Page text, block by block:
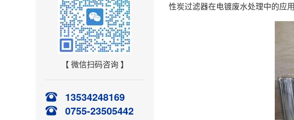
【 微信扫码咨询 】
13534248169
0755-23505442
性炭过滤器在电镀废水处理中的应